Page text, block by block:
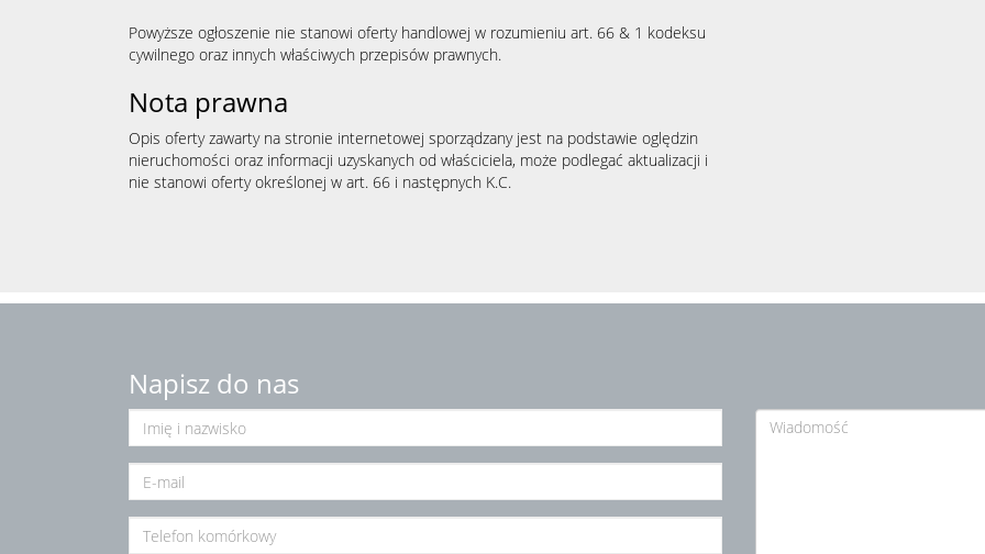
Powyższe ogłoszenie nie stanowi oferty handlowej w rozumieniu art. 66 & 1 kodeksu
cywilnego oraz innych właściwych przepisów prawnych.
Nota prawna
Opis oferty zawarty na stronie internetowej sporządzany jest na podstawie oględzin
nieruchomości oraz informacji uzyskanych od właściciela, może podlegać aktualizacji i
nie stanowi oferty określonej w art. 66 i następnych K.C.
Napisz do nas